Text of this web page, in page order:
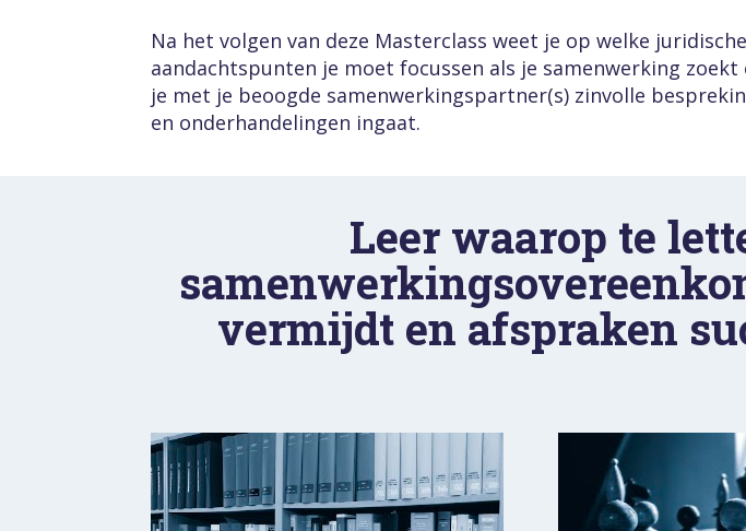
Na het volgen van deze Masterclass weet je op welke juridische
aandachtspunten je moet focussen als je samenwerking zoekt
je met je beoogde samenwerkingspartner(s) zinvolle
en onderhandelingen ingaat.
Leer waarop te
vermijdt en afspraken